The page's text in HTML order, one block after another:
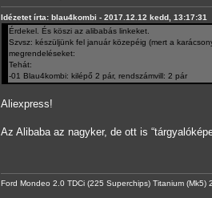
Idézetet írta: blau4kombi - 2017.12.12 kedd, 13:17:31
Érdekel. És köszi az alibabás linkeket.
Szvsz: készüljünk fel január közepéig (mert a
megrendeléseket:
Tehát:
-01 Blau4kombi: kilépő 2 pár, rendszámvill: 2 pár
Aliexpress!
Az Alibaba az nagyker, de ott is
Ford Mondeo 2.0 TDCi (225 Superchips) Titanium (Mk5)